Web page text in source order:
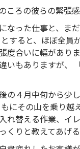
ころの彼らの緊張
なった仕事と、ま
すると、ほぼ全員
度合いに幅がありま
いもありますが、
の４月中旬から少
にその山を乗り
れ替える作業、イ
くりと教えてあげ